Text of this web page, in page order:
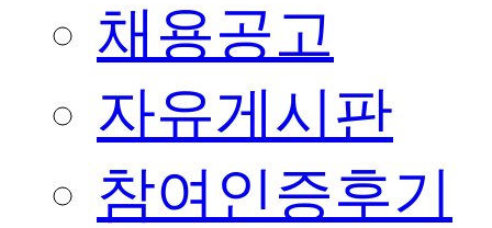
채용공고
자유게시판
참여인증후기